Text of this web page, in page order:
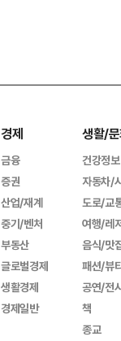
경제
금융
증권
산업/재계
중기/벤처
부동산
글로벌경제
생활경제
경제일반
생활/
건강정보
자동차/
도로/교
여행/레
음식/맛
패션/뷰
공연/전
책
종교